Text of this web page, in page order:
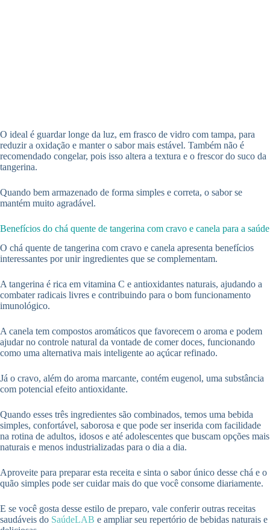
O ideal é guardar longe da luz, em frasco de vidro com tampa, para
reduzir a oxidação e manter o sabor mais estável. Também não é
recomendado congelar, pois isso altera a textura e o frescor do suco da
tangerina.
Quando bem armazenado de forma simples e correta, o sabor se
mantém muito agradável.
Benefícios do chá quente de tangerina com cravo e canela para a saúde
O chá quente de tangerina com cravo e canela apresenta benefícios
interessantes por unir ingredientes que se complementam.
A tangerina é rica em vitamina C e antioxidantes naturais, ajudando a
combater radicais livres e contribuindo para o bom funcionamento
imunológico.
A canela tem compostos aromáticos que favorecem o aroma e podem
ajudar no controle natural da vontade de comer doces, funcionando
como uma alternativa mais inteligente ao açúcar refinado.
Já o cravo, além do aroma marcante, contém eugenol, uma substância
com potencial efeito antioxidante.
Quando esses três ingredientes são combinados, temos uma bebida
simples, confortável, saborosa e que pode ser inserida com facilidade
na rotina de adultos, idosos e até adolescentes que buscam opções mais
naturais e menos industrializadas para o dia a dia.
Aproveite para preparar esta receita e sinta o sabor único desse chá e o
quão simples pode ser cuidar mais do que você consome diariamente.
E se você gosta desse estilo de preparo, vale conferir outras receitas
saudáveis do SaúdeLAB e ampliar seu repertório de bebidas naturais e